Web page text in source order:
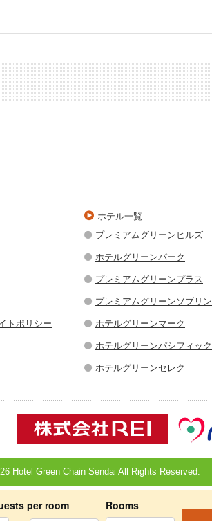
per room Rooms
トポリシー
ホテル一覧
プレミアムグリーンヒルズ
ホテルグリーンパーク
プレミアムグリーンプラス
プレミアムグリーンソブリン
ホテルグリーンマーク
ホテルグリーンパシフィック
ホテルグリーンセレク
Hotel Green Chain Sendai All Rights Reserved.